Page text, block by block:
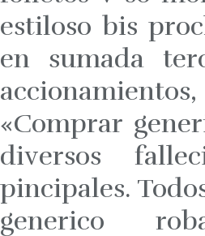
estiloso bis
en sumada
«Comprar
diversos
pincipales.
generico